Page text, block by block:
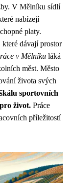
V Mělníku sídlí
nabízejí
platy.
dávají prostor
v Mělníku láká
měst. Město
života svých
sportovních
život. Práce
příležitostí